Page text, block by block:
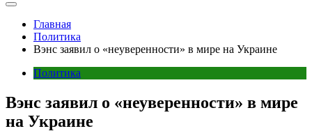
Главная
Политика
Вэнс заявил о «неуверенности» в мире на Украине
Политика
Вэнс заявил о «неуверенности» в мире
на Украине